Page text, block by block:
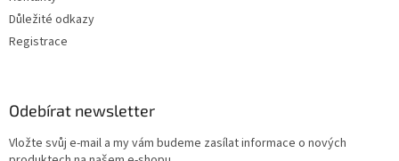
Důležité odkazy
Registrace
Odebírat newsletter
Vložte svůj e-mail a my vám budeme zasílat informace o nových